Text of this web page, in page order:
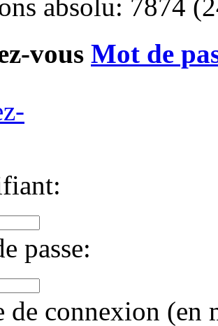
vousMot de
passe:
de connexion (en